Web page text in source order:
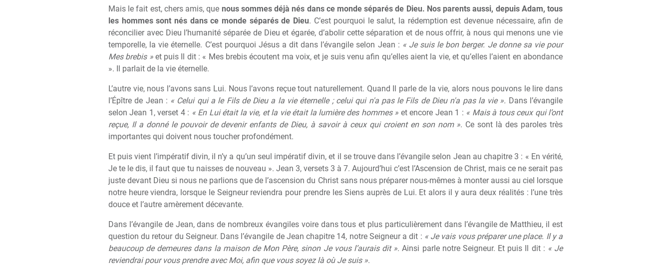
Mais le fait est, chers amis, que nous sommes déjà nés dans ce monde séparés de Dieu. Nos parents aussi, depuis Adam, tous
les hommes sont nés dans ce monde séparés de Dieu. C’est pourquoi le salut, la rédemption est devenue nécessaire, afin de
réconcilier avec Dieu l’humanité séparée de Dieu et égarée, d’abolir cette séparation et de nous offrir, à nous qui menons une vie
temporelle, la vie éternelle. C’est pourquoi Jésus a dit dans l’évangile selon Jean : « Je suis le bon berger. Je donne sa vie pour
Mes brebis »et puis Il dit : « Mes brebis écoutent ma voix, et je suis venu afin qu’elles aient la vie, et qu’elles l’aient en abondance
». Il parlait de la vie éternelle.
L’autre vie, nous l’avons sans Lui. Nous l’avons reçue tout naturellement. Quand Il parle de la vie, alors nous pouvons le lire dans
l’Épître de Jean : « Celui qui a le Fils de Dieu a la vie éternelle ; celui qui n'a pas le Fils de Dieu n'a pas la vie ». Dans l’évangile
selon Jean 1, verset 4 : « En Lui était la vie, et la vie était la lumière des hommes » et encore Jean 1 : « Mais à tous ceux qui l’ont
reçue, Il a donné le pouvoir de devenir enfants de Dieu, à savoir à ceux qui croient en son nom ». Ce sont là des paroles très
importantes qui doivent nous toucher profondément.
Et puis vient l’impératif divin, il n’y a qu’un seul impératif divin, et il se trouve dans l’évangile selon Jean au chapitre 3 : « En vérité,
Je te le dis, il faut que tu naisses de nouveau ». Jean 3, versets 3 à 7. Aujourd’hui c’est l’Ascension de Christ, mais ce ne serait pas
juste devant Dieu si nous ne parlions que de l’ascension du Christ sans nous préparer nous-mêmes à monter aussi au ciel lorsque
notre heure viendra, lorsque le Seigneur reviendra pour prendre les Siens auprès de Lui. Et alors il y aura deux réalités : l’une très
douce et l’autre amèrement décevante.
Dans l’évangile de Jean, dans de nombreux évangiles voire dans tous et plus particulièrement dans l’évangile de Matthieu, il est
question du retour du Seigneur. Dans l’évangile de Jean chapitre 14, notre Seigneur a dit : « Je vais vous préparer une place. Il y a
beaucoup de demeures dans la maison de Mon Père, sinon Je vous l’aurais dit ». Ainsi parle notre Seigneur. Et puis Il dit : « Je
reviendrai pour vous prendre avec Moi, afin que vous soyez là où Je suis ».